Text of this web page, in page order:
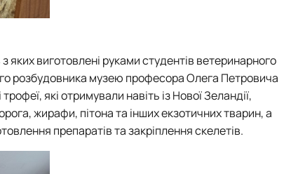
яких виготовлені руками студентів ветеринарного
розбудовника музею професора Олега Петровича
які отримували навіть із Нової Зеландії,
жирафи, пітона та інших екзотичних тварин, а
препаратів та закріплення скелетів.